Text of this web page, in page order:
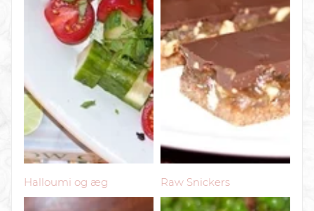
Halloumi og æg Raw Snickers